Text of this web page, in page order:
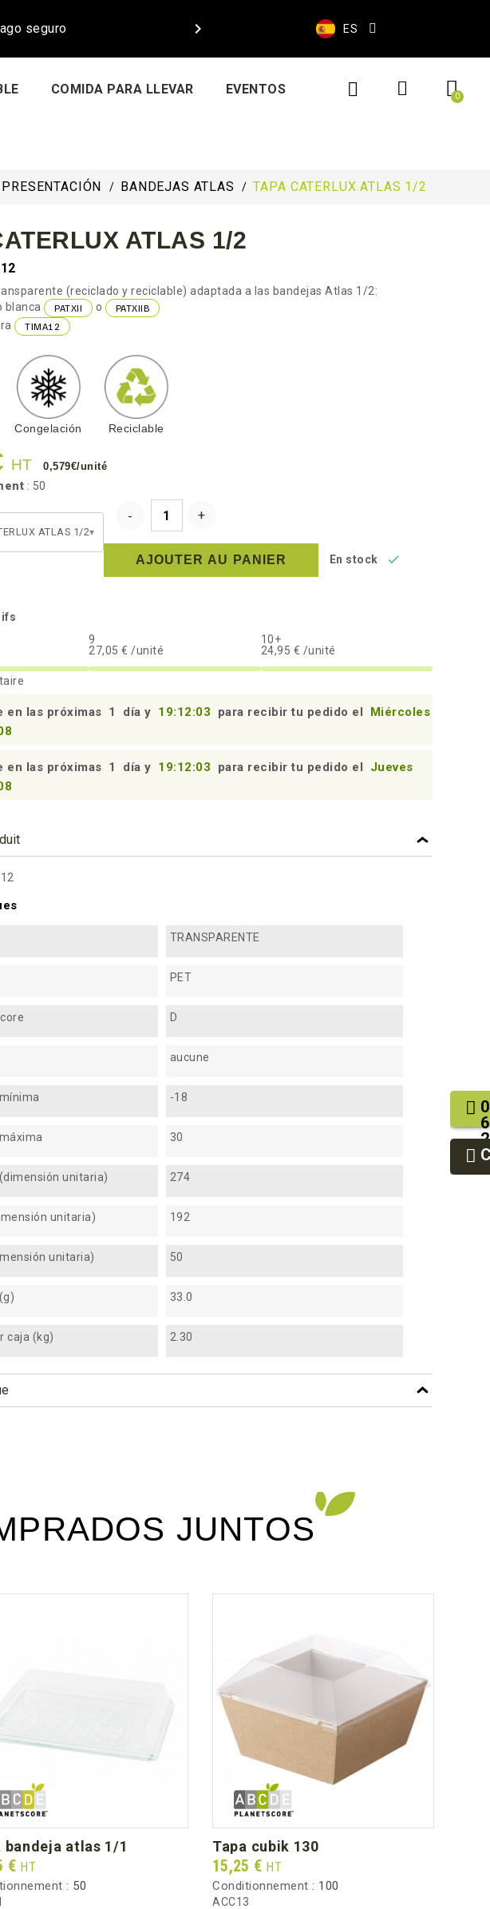
seguro  ES
COMIDA PARA LLEVAR EVENTOS
BANDEJAS ATLAS TAPA CATERLUX ATLAS 1/2
ATLAS 1/2
(reciclado y reciclable) adaptada a las bandejas Atlas 1/2:
blanca
PATXII o PATXIIB
TIMA12
Congelación Reciclable
HT 0,579€/unité
: 50
ATLAS 1/2▾
AJOUTER AU PANIER En stock 
9
27,05 € /unité
10+
24,95 € /unité
en las próximas 1 día y 19:12:02 para recibir tu pedido el
Miércoles
en las próximas 1 día y 19:12:02 para recibir tu pedido el
Jueves
TRANSPARENTE
PET
D
aucune
-18
30
unitaria) 274
unitaria) 192
unitaria) 50
33.0
caja (kg) 2.30
JUNTOS
bandeja atlas 1/1
€ HT
: 50
tapa cubik 130
Prix
15,25 € HT
Conditionnement : 100
ACC13